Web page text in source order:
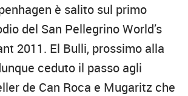
è salito sul primo
del San Pellegrino World’s
2011. El Bulli, prossimo alla
ceduto il passo agli
de Can Roca e Mugaritz che